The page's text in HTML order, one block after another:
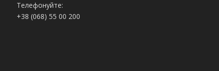
Телефонуйте:
+38 (068) 55 00 200